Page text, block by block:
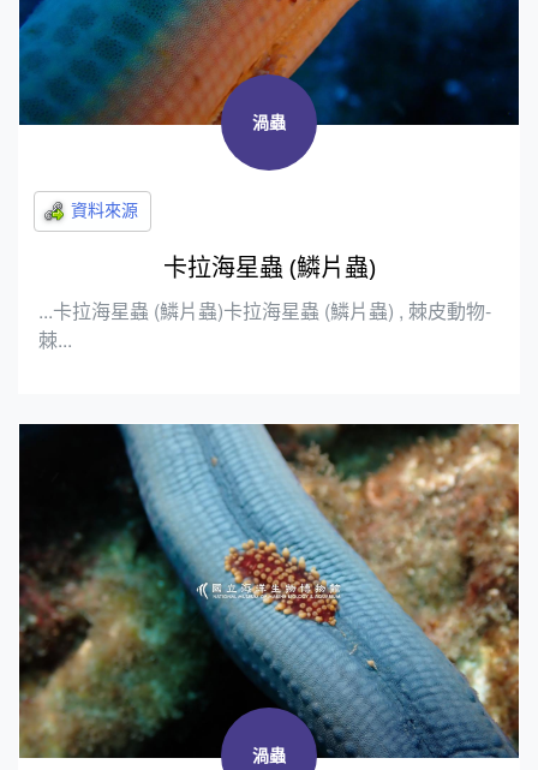
渦蟲
卡拉海星蟲 (鱗片蟲)
...卡拉海星蟲 (鱗片蟲)卡拉海星蟲 (鱗片蟲) , 棘皮動物-
棘...
渦蟲